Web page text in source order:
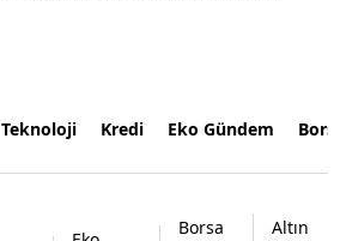
Teknoloji Kredi Eko Gündem
Borsa
Altın